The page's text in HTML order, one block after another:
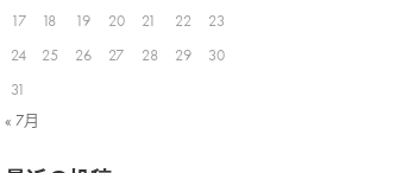
17
18 19 20 21 22
23
24
25 26 27 28 29
30
31
« 7月